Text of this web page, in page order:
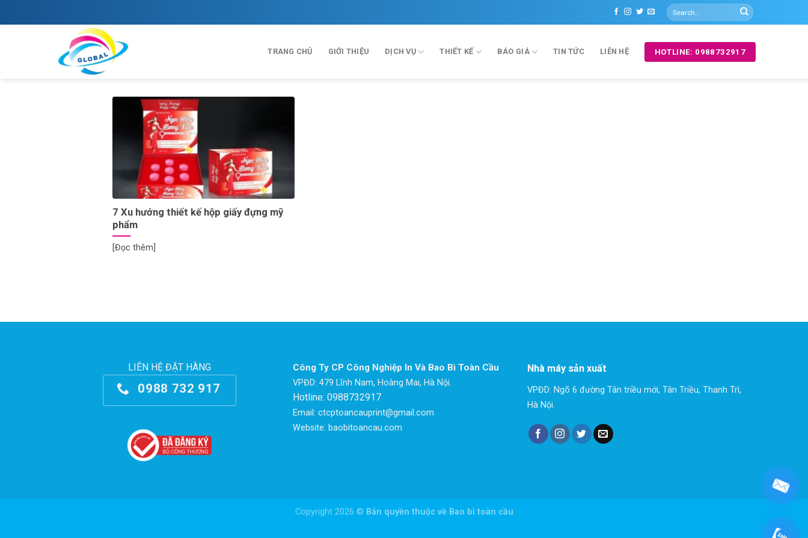
to
TRANG CHỦ GIỚI THIỆU DỊCH VỤ THIẾT KẾ BÁO GIÁ TIN TỨC LIÊN HỆ HOTLINE: 0988732917
7 Xu hướng thiết kế hộp giấy đựng mỹ
phẩm
[Đọc thêm]
LIÊN HỆ ĐẶT HÀNG
0988 732 917
Công Ty CP Công Nghiệp In Và Bao Bì Toàn Cầu
VPĐD: 479 Lĩnh Nam, Hoàng Mai, Hà Nội.
Hotline: 0988732917
Email: ctcptoancauprint@gmail.com
Website: baobitoancau.com
Nhà máy sản xuất
VPĐD: Ngõ 6 đường Tân triều mới, Tân Triều, Thanh Trì,
Hà Nội.
Copyright 2026 © Bản quyền thuộc về Bao bì toàn cầu